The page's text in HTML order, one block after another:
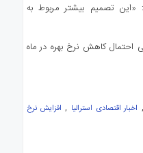
«این تصمیم بیشتر مربوط به
احتمال کاهش نرخ بهره در ماه
, اخبار اقتصادی استرالیا , افزایش نرخ